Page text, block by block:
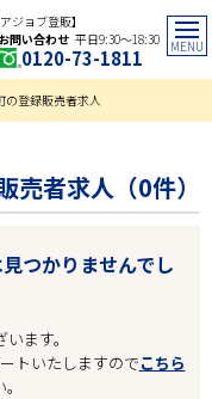
ジョブ登販】
お問い合わせ 平日9:30〜18:30
0120-73-1811
の登録販売者求人
者求人（0件）
つかりませんでし
ます。
トいたしますのでこちら